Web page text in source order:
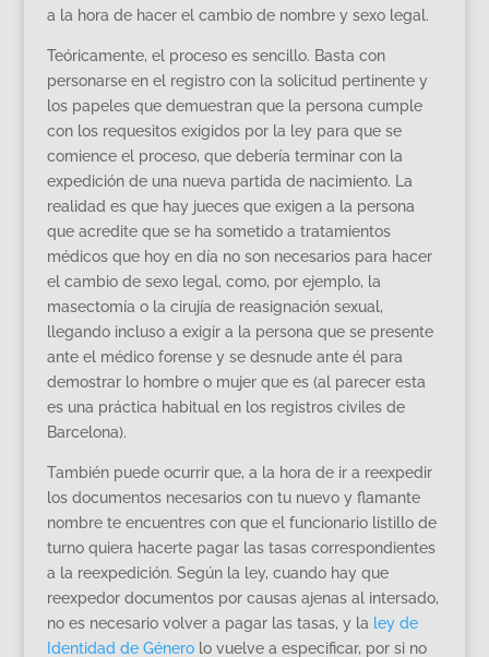
a la hora de hacer el cambio de nombre y sexo legal.
Teóricamente, el proceso es sencillo. Basta con
personarse en el registro con la solicitud pertinente y
los papeles que demuestran que la persona cumple
con los requesitos exigidos por la ley para que se
comience el proceso, que debería terminar con la
expedición de una nueva partida de nacimiento. La
realidad es que hay jueces que exigen a la persona
que acredite que se ha sometido a tratamientos
médicos que hoy en día no son necesarios para hacer
el cambio de sexo legal, como, por ejemplo, la
masectomía o la cirujía de reasignación sexual,
llegando incluso a exigir a la persona que se presente
ante el médico forense y se desnude ante él para
demostrar lo hombre o mujer que es (al parecer esta
es una práctica habitual en los registros civiles de
Barcelona).
También puede ocurrir que, a la hora de ir a reexpedir
los documentos necesarios con tu nuevo y flamante
nombre te encuentres con que el funcionario listillo de
turno quiera hacerte pagar las tasas correspondientes
a la reexpedición. Según la ley, cuando hay que
reexpedor documentos por causas ajenas al intersado,
no es necesario volver a pagar las tasas, y la ley de
Identidad de Génerolo vuelve a especificar, por si no